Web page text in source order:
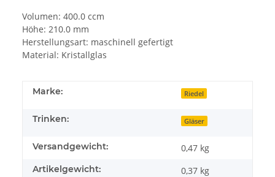
Volumen: 400.0 ccm
Höhe: 210.0 mm
Herstellungsart: maschinell gefertigt
Material: Kristallglas
Marke: Riedel
Trinken: Gläser
Versandgewicht: 0,47 kg
Artikelgewicht: 0,37 kg